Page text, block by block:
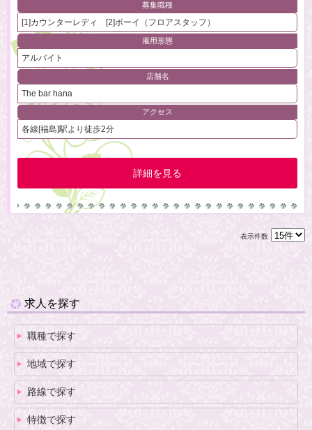
募集職種
[1]カウンターレディ [2]ボーイ（フロアスタッフ）
雇用形態
アルバイト
店舗名
The bar hana
アクセス
各線[福島]駅より徒歩2分
詳細を見る
表示件数
求人を探す
職種で探す
地域で探す
路線で探す
特徴で探す